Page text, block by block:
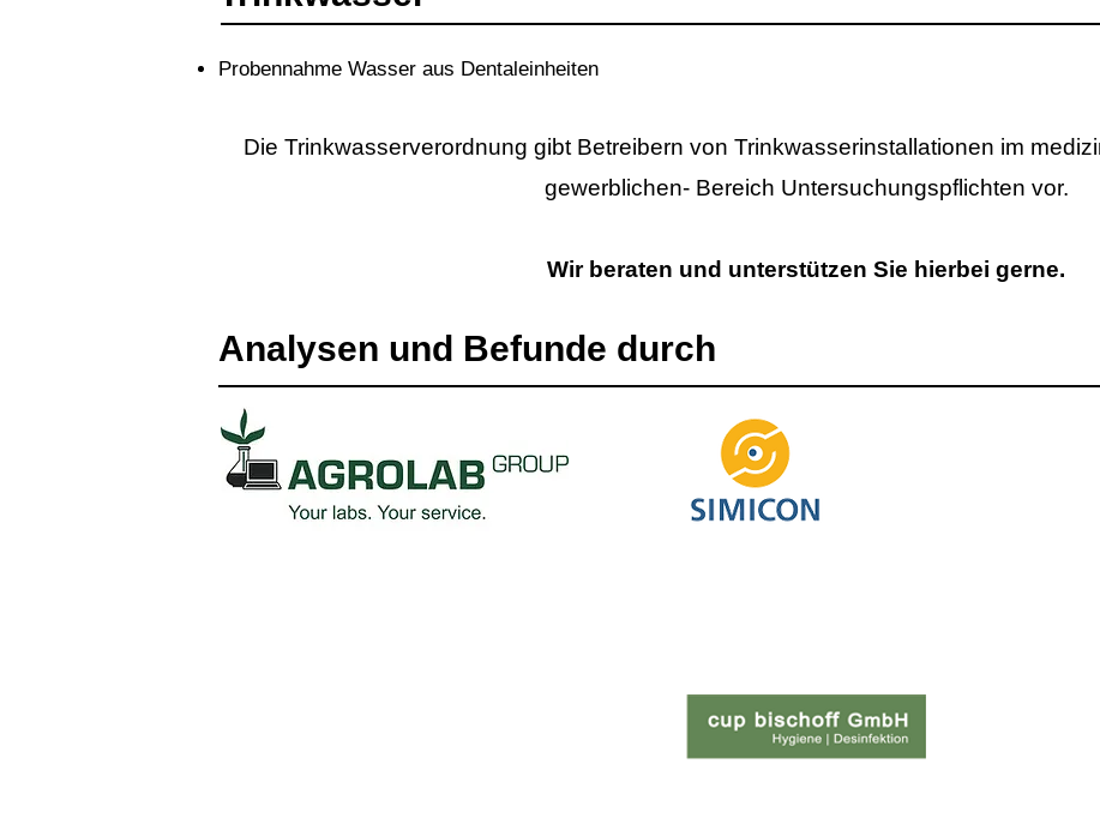
Probennahme Wasser aus Dentaleinheiten
Die Trinkwasserverordnung gibt Betreibern von Trinkwasserinstallationen im
gewerblichen- Bereich Untersuchungspflichten vor.
Wir beraten und unterstützen Sie hierbei gerne.
Analysen und Befunde durch